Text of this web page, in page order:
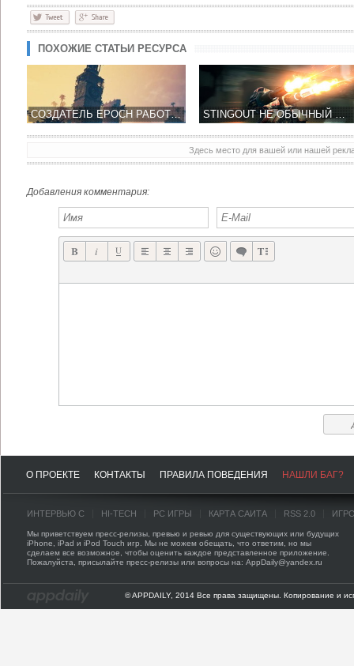
ПОХОЖИЕ СТАТЬИ РЕСУРСА
СОЗДАТЕЛЬ EPOCH РАБОТАЕТ НАД НОВОЙ ИГРОЙ SUBMERGED НА ДВИЖКЕ UNREAL ENGINE 4 STINGOUT НЕ ОБЫЧНЫЙ ШУТЕР - РОБОТ M.A.N.T.I.S 7 ТЕБЕ В ПОМОЩЬ!
Здесь место для вашей или нашей
Добавления комментария:
О ПРОЕКТЕ КОНТАКТЫ ПРАВИЛА ПОВЕДЕНИЯ НАШЛИ БАГ?
ИНТЕРВЬЮ С HI-TECH PC ИГРЫ КАРТА САЙТА RSS 2.0
Мы приветствуем пресс-релизы, превью и ревью для существующих или будущих
iPhone, iPad и iPod Touch игр. Мы не можем обещать, что ответим, но мы
сделаем все возможное, чтобы оценить каждое представленное приложение.
Пожалуйста, присылайте пресс-релизы или вопросы на: AppDaily@yandex.ru
© APPDAILY, 2014 Все права защищены. Копирование и